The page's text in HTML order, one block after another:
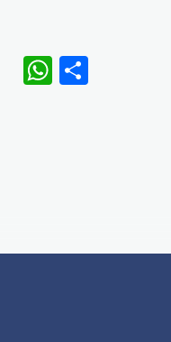
WhatsApp